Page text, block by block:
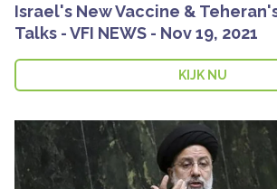
Israel's New Vaccine &
Talks - VFI NEWS - Nov 19, 2021
KIJK NU